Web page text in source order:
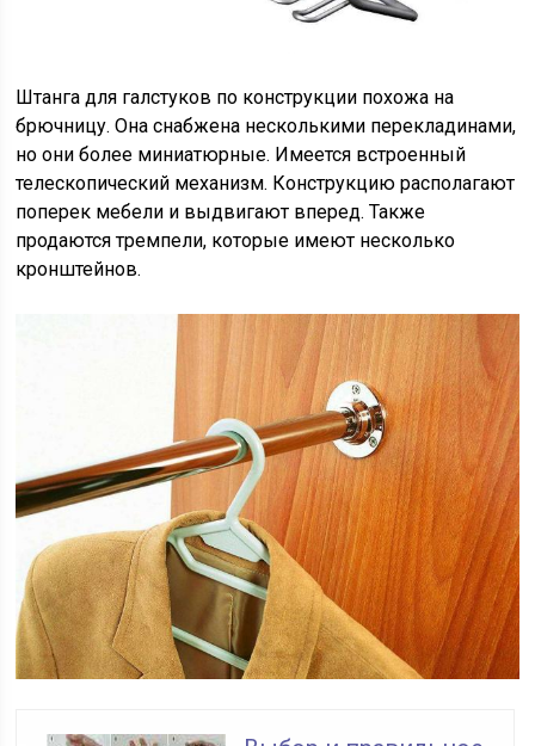
Штанга для галстуков по конструкции похожа на
брючницу. Она снабжена несколькими перекладинами,
но они более миниатюрные. Имеется встроенный
телескопический механизм. Конструкцию располагают
поперек мебели и выдвигают вперед. Также
продаются тремпели, которые имеют несколько
кронштейнов.